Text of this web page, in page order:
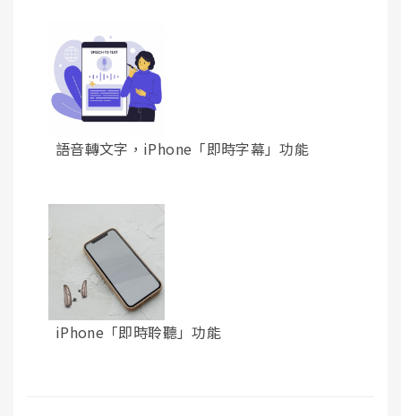
語音轉文字，iPhone「即時字幕」功能
iPhone「即時聆聽」功能